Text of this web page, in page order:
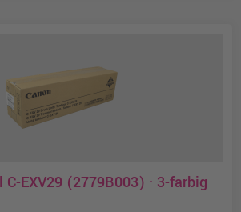
C-EXV29 (2779B003) · 3-farbig